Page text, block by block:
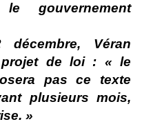
le gouvernement
Véran
projet de loi : « le
pas ce texte
plusieurs mois,
»